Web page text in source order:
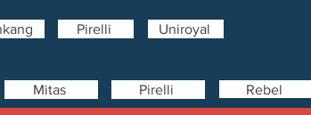
Pirelli Uniroyal
Mitas Pirelli Rebel